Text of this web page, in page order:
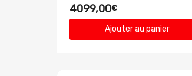
4099,00€
Ajouter au panier